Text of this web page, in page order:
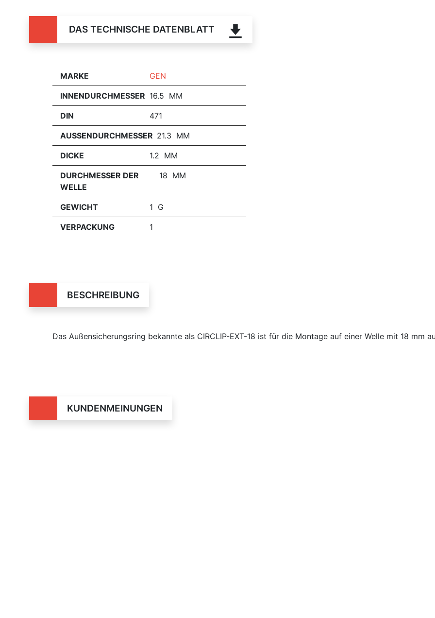
DAS TECHNISCHE DATENBLATT
MARKE GEN
INNENDURCHMESSER 16.5 MM
DIN 471
AUSSENDURCHMESSER 21.3 MM
DICKE 1.2 MM
DURCHMESSER DER
WELLE
18 MM
GEWICHT 1 G
VERPACKUNG 1
BESCHREIBUNG
Das Außensicherungsring bekannte als CIRCLIP-EXT-18 ist für die Montage auf einer Welle mit 18 mm
KUNDENMEINUNGEN